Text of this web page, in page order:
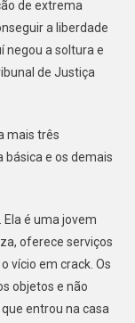
de extrema
a liberdade
negou a soltura e
de Justiça
mais três
e os demais
é uma jovem
oferece serviços
vício em crack. Os
objetos e não
entrou na casa